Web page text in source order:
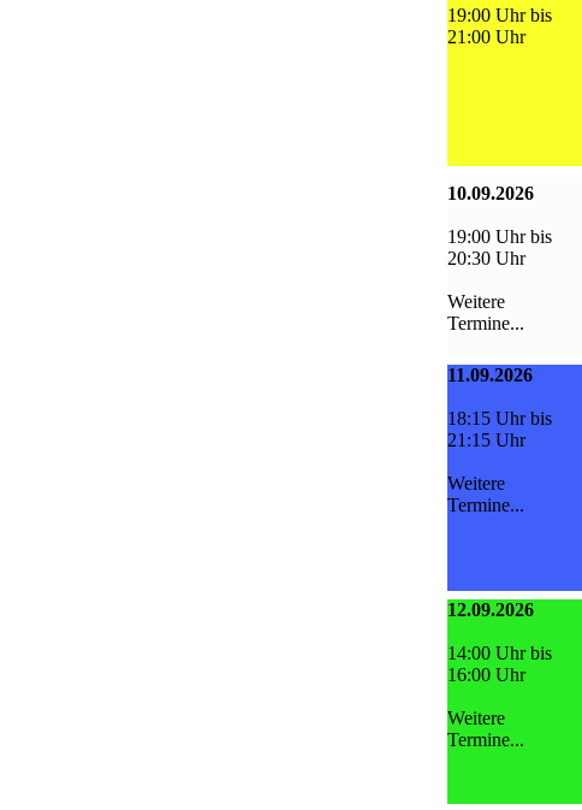
19:00 Uhr bis
21:00 Uhr
10.09.2026
19:00 Uhr bis
20:30 Uhr
Weitere
Termine...
11.09.2026
18:15 Uhr bis
21:15 Uhr
Weitere
Termine...
12.09.2026
14:00 Uhr bis
16:00 Uhr
Weitere
Termine...